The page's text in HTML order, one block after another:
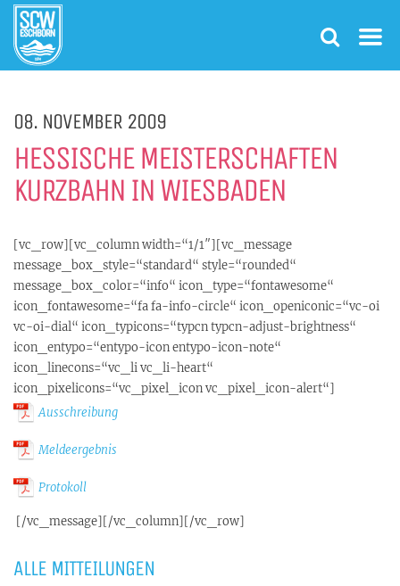
08. NOVEMBER 2009
HESSISCHE MEISTERSCHAFTEN
KURZBAHN IN WIESBADEN
[vc_row][vc_column width=“1/1″][vc_message
message_box_style=“standard“ style=“rounded“
message_box_color=“info“ icon_type=“fontawesome“
icon_fontawesome=“fa fa-info-circle“ icon_openiconic=“vc-oi
vc-oi-dial“ icon_typicons=“typcn typcn-adjust-brightness“
icon_entypo=“entypo-icon entypo-icon-note“
icon_linecons=“vc_li vc_li-heart“
icon_pixelicons=“vc_pixel_icon vc_pixel_icon-alert“]
Ausschreibung
Meldeergebnis
Protokoll
[/vc_message][/vc_column][/vc_row]
ALLE MITTEILUNGEN